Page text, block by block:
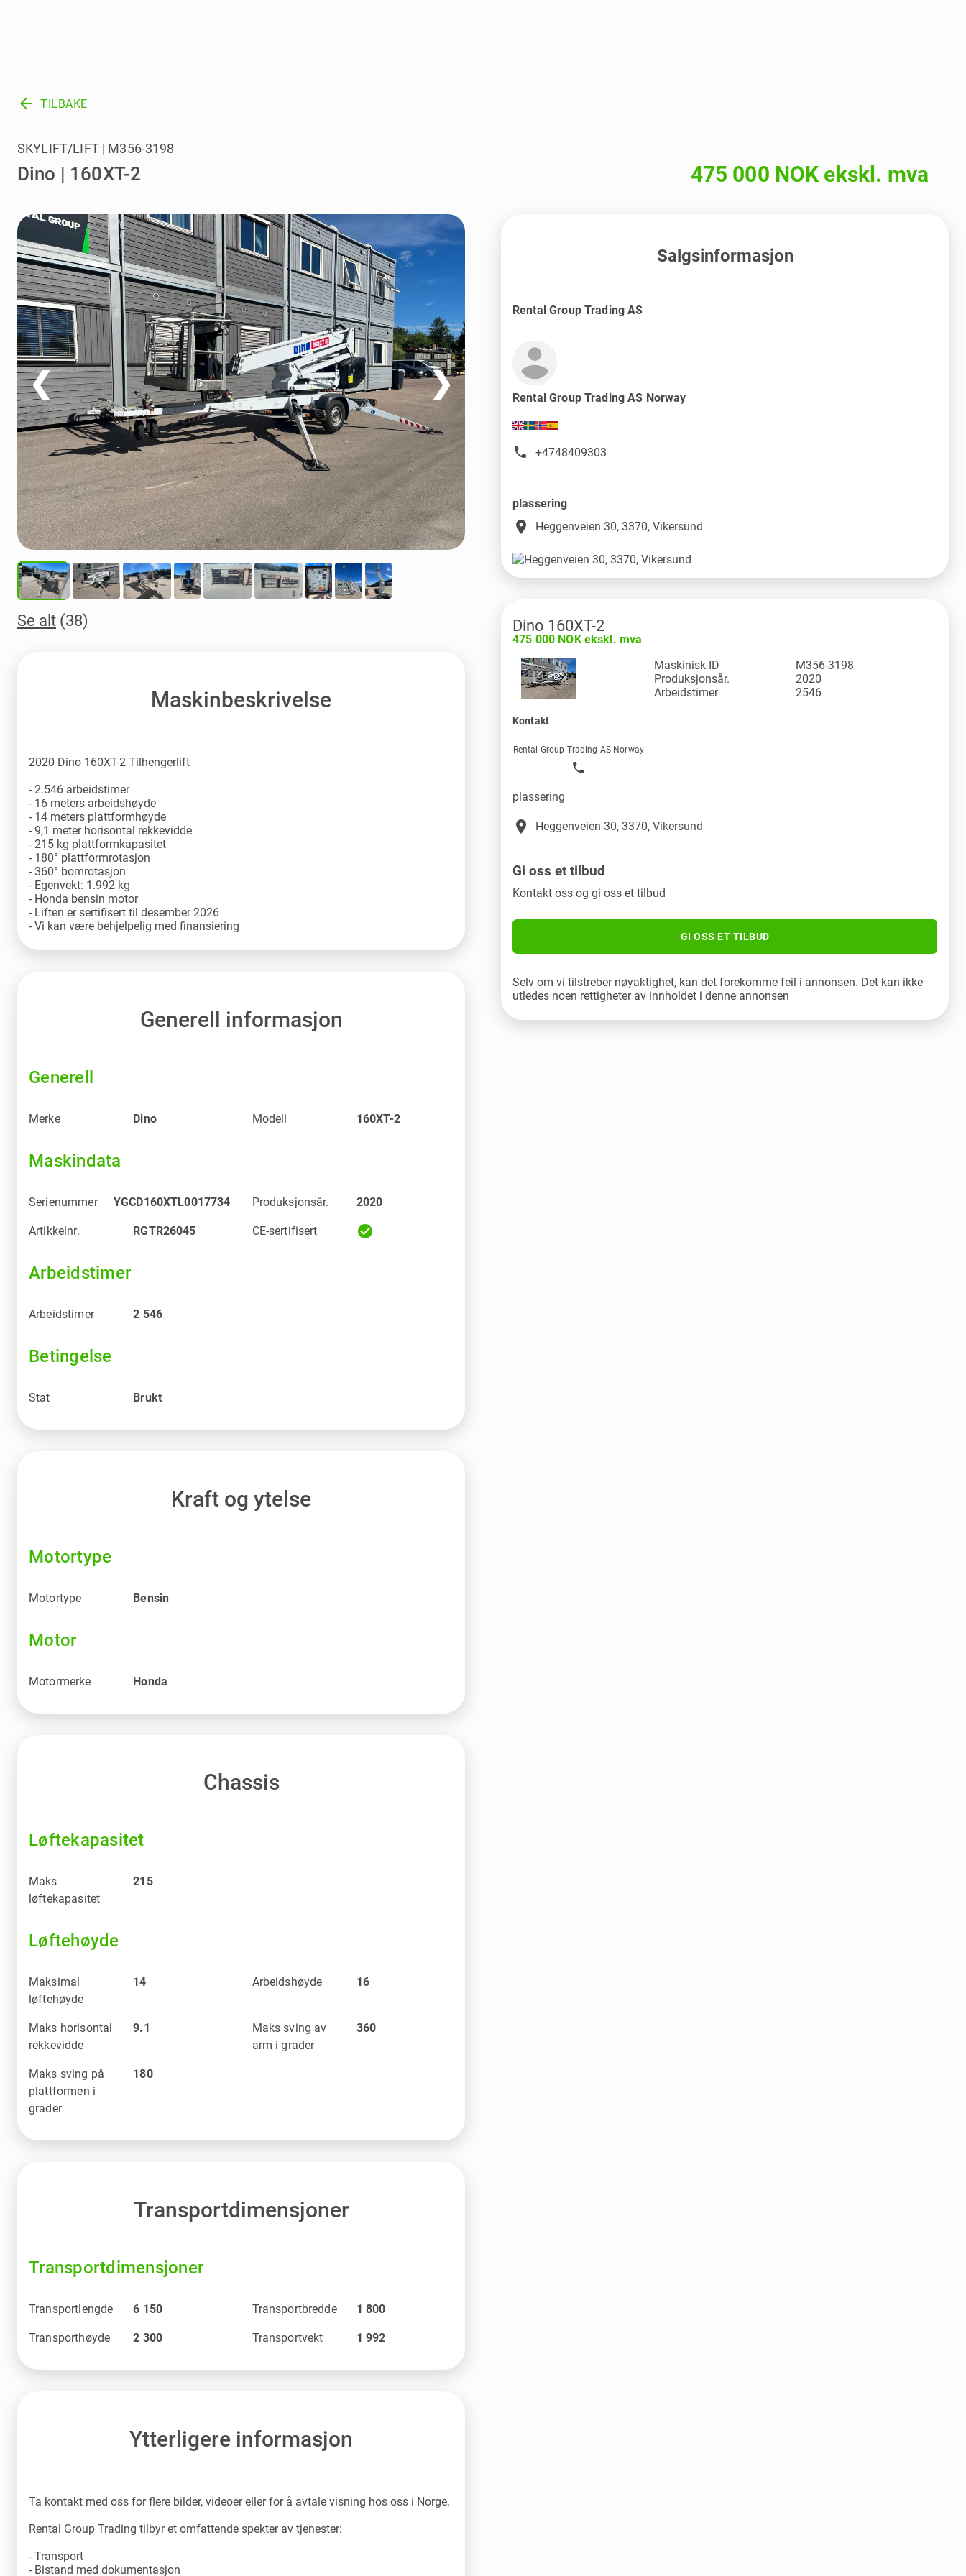
arrow_back TILBAKE
Dino | 160XT-2
SKYLIFT/LIFT | M356-3198
475 000 NOK ekskl. mva
❮ ❯
Se alt (38)
Maskinbeskrivelse
2020 Dino 160XT-2 Tilhengerlift
- 2.546 arbeidstimer
- 16 meters arbeidshøyde
- 14 meters plattformhøyde
- 9,1 meter horisontal rekkevidde
- 215 kg plattformkapasitet
- 180° plattformrotasjon
- 360° bomrotasjon
- Egenvekt: 1.992 kg
- Honda bensin motor
- Liften er sertifisert til desember 2026
- Vi kan være behjelpelig med finansiering
Generell informasjon
Generell
Merke Dino Modell 160XT-2
Maskindata
Serienummer YGCD160XTL0017734 Produksjonsår. 2020
Artikkelnr. RGTR26045 CE-sertifisert check_circle
Arbeidstimer
Arbeidstimer 2 546
Betingelse
Stat Brukt
Kraft og ytelse
Motortype
Motortype Bensin
Motor
Motormerke Honda
Chassis
Løftekapasitet
Maks
løftekapasitet
215
Løftehøyde
Maksimal
løftehøyde
14 Arbeidshøyde 16
Maks horisontal
rekkevidde
9.1
Maks sving av
arm i grader
360
Maks sving på
plattformen i
grader
180
Transportdimensjoner
Transportdimensjoner
Transportlengde 6 150 Transportbredde 1 800
Transporthøyde 2 300 Transportvekt 1 992
Ytterligere informasjon
Ta kontakt med oss for flere bilder, videoer eller for å avtale visning hos oss i Norge.
Rental Group Trading tilbyr et omfattende spekter av tjenester:
- Transport
- Bistand med dokumentasjon
Salgsinformasjon
Rental Group Trading AS
Rental Group Trading AS Norway
+4748409303
plassering
place Heggenveien 30, 3370, Vikersund
Dino 160XT-2
475 000 NOK ekskl. mva
Maskinisk ID
M356-3198
Produksjonsår.
2020
Arbeidstimer
2546
Kontakt
Rental Group Trading AS Norway
plassering
place Heggenveien 30, 3370, Vikersund
Gi oss et tilbud
Kontakt oss og gi oss et tilbud
GI OSS ET TILBUD
Selv om vi tilstreber nøyaktighet, kan det forekomme feil i annonsen. Det kan ikke
utledes noen rettigheter av innholdet i denne annonsen